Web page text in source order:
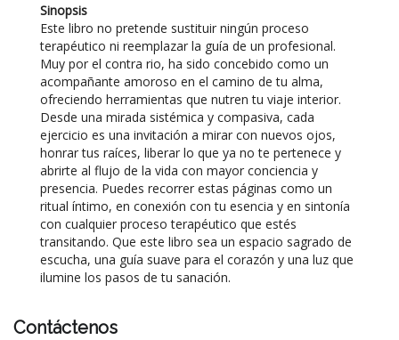
Sinopsis
Este libro no pretende sustituir ningún proceso
terapéutico ni reemplazar la guía de un profesional.
Muy por el contra rio, ha sido concebido como un
acompañante amoroso en el camino de tu alma,
ofreciendo herramientas que nutren tu viaje interior.
Desde una mirada sistémica y compasiva, cada
ejercicio es una invitación a mirar con nuevos ojos,
honrar tus raíces, liberar lo que ya no te pertenece y
abrirte al flujo de la vida con mayor conciencia y
presencia. Puedes recorrer estas páginas como un
ritual íntimo, en conexión con tu esencia y en sintonía
con cualquier proceso terapéutico que estés
transitando. Que este libro sea un espacio sagrado de
escucha, una guía suave para el corazón y una luz que
ilumine los pasos de tu sanación.
Contáctenos